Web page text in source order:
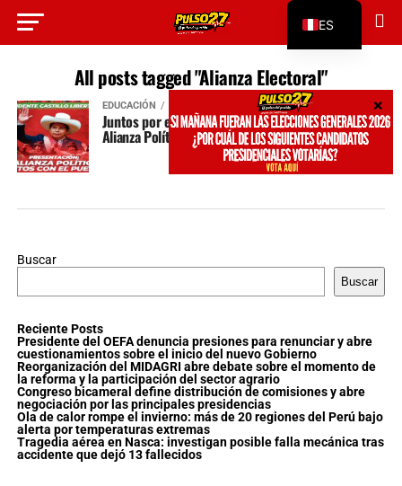
All posts tagged "Alianza Electoral"
EDUCACIÓN
Juntos por el Perú anuncia la presentación de una
Alianza Política en Huaycán
Buscar
Buscar
Reciente Posts
Presidente del OEFA denuncia presiones para renunciar y abre
cuestionamientos sobre el inicio del nuevo Gobierno
Reorganización del MIDAGRI abre debate sobre el momento de
la reforma y la participación del sector agrario
Congreso bicameral define distribución de comisiones y abre
negociación por las principales presidencias
Ola de calor rompe el invierno: más de 20 regiones del Perú bajo
alerta por temperaturas extremas
Tragedia aérea en Nasca: investigan posible falla mecánica tras
accidente que dejó 13 fallecidos
ES
EN